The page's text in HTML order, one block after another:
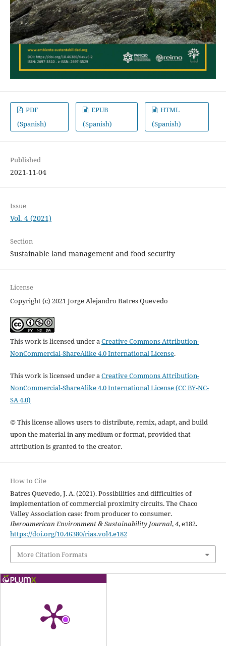
PDF
(Spanish)
EPUB
(Spanish)
HTML
(Spanish)
Published
2021-11-04
Issue
Vol. 4 (2021)
Section
Sustainable land management and food security
License
Copyright (c) 2021 Jorge Alejandro Batres Quevedo
This work is licensed under aCreative Commons Attribution-
NonCommercial-ShareAlike 4.0 International License.
This work is licensed under aCreative Commons Attribution-
NonCommercial-ShareAlike 4.0 International License (CC BY-NC-
SA 4.0)
© This license allows users to distribute, remix, adapt, and build
upon the material in any medium or format, provided that
attribution is granted to the creator.
How to Cite
Batres Quevedo, J. A. (2021). Possibilities and difficulties of
implementation of commercial proximity circuits. The Chaco
Valley Association case: from producer to consumer.
Iberoamerican Environment & Sustainability Journal,4, e182.
https://doi.org/10.46380/rias.vol4.e182
More Citation Formats